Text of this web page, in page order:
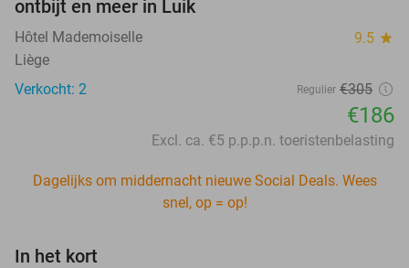
ontbijt en meer in Luik
Hôtel Mademoiselle 9.5 star
Liège
Verkocht: 2
Regulier €305
€186
Excl. ca. €5 p.p.p.n. toeristenbelasting
Dagelijks om middernacht nieuwe Social Deals. Wees
snel, op = op!
In het kort